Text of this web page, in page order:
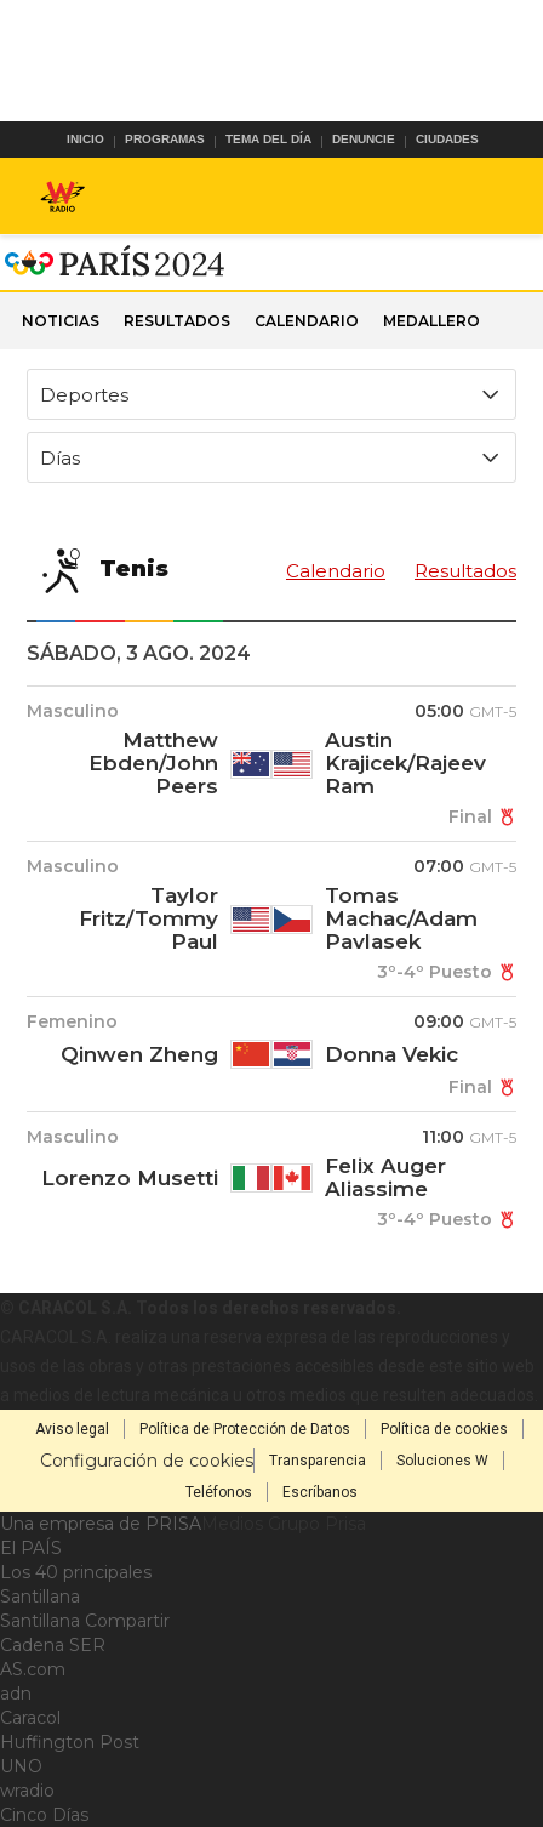
INICIO PROGRAMAS TEMA DEL DÍA DENUNCIE CIUDADES
NOTICIAS RESULTADOS CALENDARIO MEDALLERO
Deportes
Días
Tenis Calendario Resultados
SÁBADO, 3 AGO. 2024
Masculino 05:00 GMT-5
Matthew
Ebden/John
Peers
Austin
Krajicek/Rajeev
Ram
Final
Masculino 07:00 GMT-5
Taylor
Fritz/Tommy
Paul
Tomas
Machac/Adam
Pavlasek
3º-4º Puesto
Femenino 09:00 GMT-5
Qinwen Zheng Donna Vekic
Final
Masculino 11:00 GMT-5
Lorenzo Musetti
Felix Auger
Aliassime
3º-4º Puesto
Aviso legal Política de Protección de Datos Política de cookies
Configuración de cookies Transparencia
Soluciones W
Teléfonos
Escríbanos
Una empresa de PRISA
El PAÍS
Los 40 principales
Santillana
Santillana Compartir
Cadena SER
AS.com
adn
Caracol
Huffington Post
UNO
wradio
Cinco Días